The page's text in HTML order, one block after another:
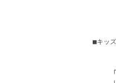
└亀
■キッ
┌金